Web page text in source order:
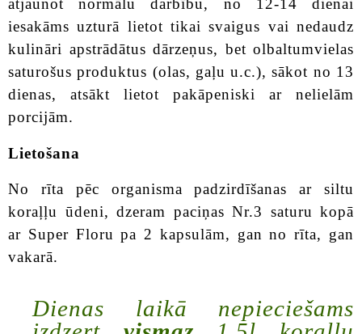
atjaunot normālu darbību, no 12-14 dienai
iesakāms uzturā lietot tikai svaigus vai nedaudz
kulināri apstrādātus dārzeņus, bet olbaltumvielas
saturošus produktus (olas, gaļu u.c.), sākot no 13
dienas, atsākt lietot pakāpeniski ar nelielām
porcijām.
Lietošana
No rīta pēc organisma padzirdīšanas ar siltu
koraļļu ūdeni, dzeram paciņas Nr.3 saturu kopā
ar Super Floru pa 2 kapsulām, gan no rīta, gan
vakarā.
Dienas laikā nepieciešams